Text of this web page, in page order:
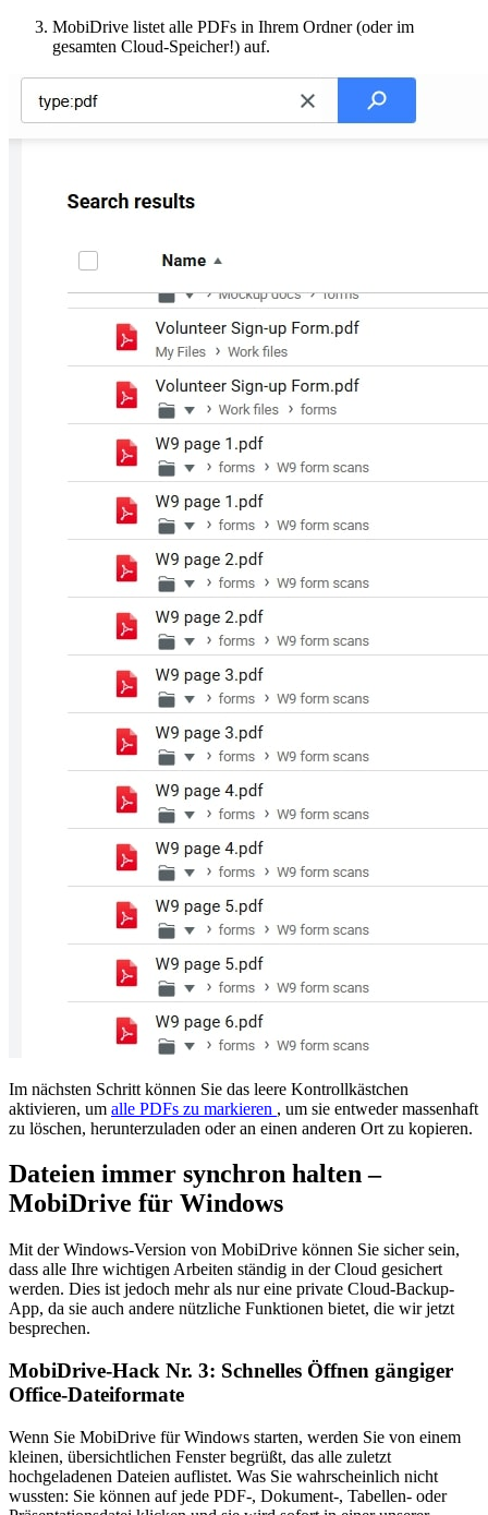
MobiDrive listet alle PDFs in Ihrem Ordner (oder im
gesamten Cloud-Speicher!) auf.
Im nächsten Schritt können Sie das leere Kontrollkästchen
aktivieren, um alle PDFs zu markieren , um sie entweder massenhaft
zu löschen, herunterzuladen oder an einen anderen Ort zu kopieren.
Dateien immer synchron halten –
MobiDrive für Windows
Mit der Windows-Version von MobiDrive können Sie sicher sein,
dass alle Ihre wichtigen Arbeiten ständig in der Cloud gesichert
werden. Dies ist jedoch mehr als nur eine private Cloud-Backup-
App, da sie auch andere nützliche Funktionen bietet, die wir jetzt
besprechen.
MobiDrive-Hack Nr. 3: Schnelles Öffnen gängiger
Office-Dateiformate
Wenn Sie MobiDrive für Windows starten, werden Sie von einem
kleinen, übersichtlichen Fenster begrüßt, das alle zuletzt
hochgeladenen Dateien auflistet. Was Sie wahrscheinlich nicht
wussten: Sie können auf jede PDF-, Dokument-, Tabellen- oder